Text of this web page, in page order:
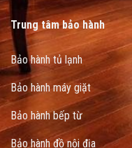
Trung tâm bảo hành
Bảo hành tủ lạnh
Bảo hành máy giặt
Bảo hành bếp từ
Bảo hành đồ nội địa